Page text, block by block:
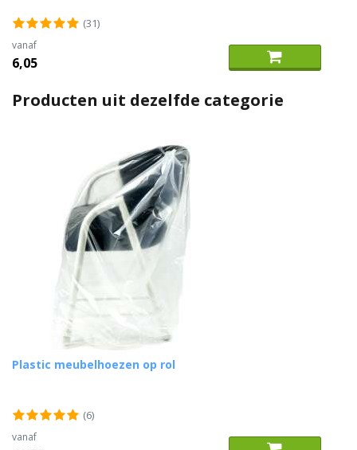
(31)
vanaf
6,05
Producten uit dezelfde categorie
Plastic meubelhoezen op rol
(6)
vanaf